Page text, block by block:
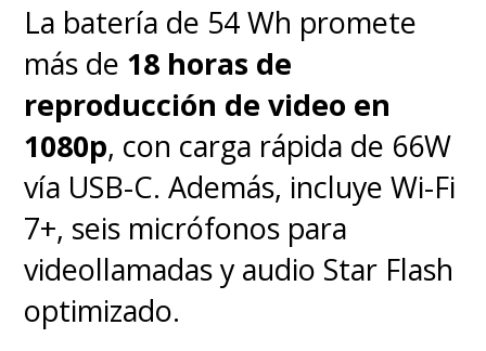
La batería de 54 Wh promete
más de 18 horas de
reproducción de video en
1080p, con carga rápida de 66W
vía USB-C. Además, incluye Wi-Fi
7+, seis micrófonos para
videollamadas y audio Star Flash
optimizado.